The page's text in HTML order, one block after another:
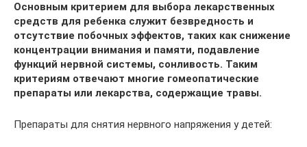
Основным критерием для выбора лекарственных
средств для ребенка служит безвредность и
отсутствие побочных эффектов, таких как снижение
концентрации внимания и памяти, подавление
функций нервной системы, сонливость. Таким
критериям отвечают многие гомеопатические
препараты или лекарства, содержащие травы.
Препараты для снятия нервного напряжения у детей: